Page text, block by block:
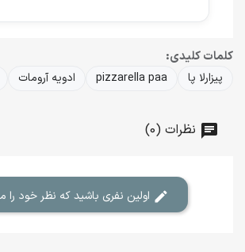
کلمات کلیدی:
پیزارلا پا pizzarella paa ادویه آرومات
نظرات (0)